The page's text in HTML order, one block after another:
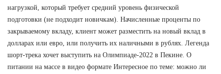
нагрузкой, который требует средний уровень физической
подготовки (не подходит новичкам). Начисленные проценты по
закрываемому вкладу, клиент может разместить на новый вклад в
долларах или евро, или получить их наличными в рублях. Легенда
шорт-трека хочет выступить на Олимпиаде-2022 в Пекине. О
питании на массе в видео формате Интересное по теме: можно ли